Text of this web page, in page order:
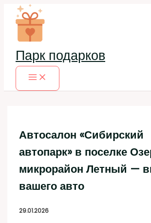
Перейти
содержимому
Парк подарков
Автосалон «Сибирский
автопарк» в поселке
микрорайон Летный —
вашего авто
29.01.2026